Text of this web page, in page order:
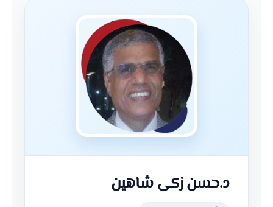
د.حسن زكى شاهين